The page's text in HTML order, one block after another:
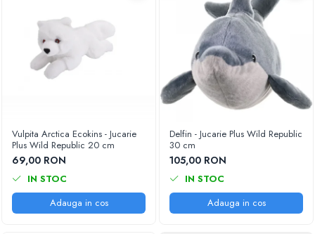
Vulpita Arctica Ecokins - Jucarie
Plus Wild Republic 20 cm
69,00 RON
IN STOC
Adauga in cos
Delfin - Jucarie Plus Wild Republic
30 cm
105,00 RON
IN STOC
Adauga in cos